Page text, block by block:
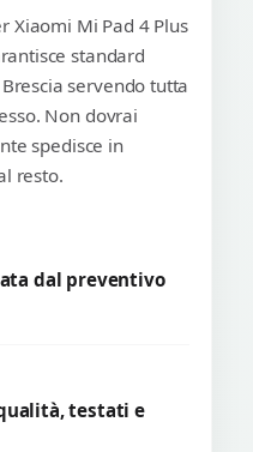
Xiaomi Mi Pad 4 Plus
standard
servendo tutta
Non dovrai
spedisce in
resto.
dal preventivo
testati e